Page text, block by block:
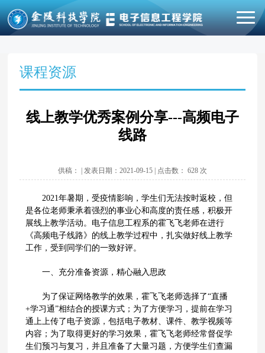
课程资源
线上教学优秀案例分享---高频电子
线路
供稿： | 发表日期：2021-09-15 | 点击数： 628次
2021年暑期，受疫情影响，学生们无法按时返校，但
是各位老师秉承着强烈的事业心和高度的责任感，积极开
展线上教学活动。电子信息工程系的霍飞飞老师在进行
《高频电子线路》的线上教学过程中，扎实做好线上教学
工作，受到同学们的一致好评。
一、充分准备资源，精心融入思政
为了保证网络教学的效果，霍飞飞老师选择了“直播
+学习通”相结合的授课方式；为了方便学习，提前在学习
通上上传了电子资源，包括电子教材、课件、教学视频等
内容；为了取得更好的学习效果，霍飞飞老师经常督促学
生们预习与复习，并且准备了大量习题，方便学生们查漏